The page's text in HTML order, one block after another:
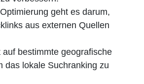
geht es darum,
aus externen Quellen
auf bestimmte geografische
das lokale Suchranking zu